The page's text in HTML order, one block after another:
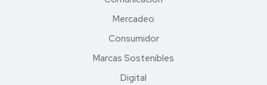
Mercadeo
Consumidor
Marcas Sostenibles
Digital